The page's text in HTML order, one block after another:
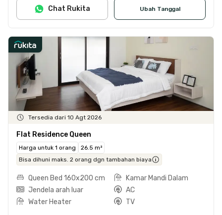
Ubah Tanggal
Chat Rukita
Tersedia dari 10 Agt 2026
Flat Residence Queen
Harga untuk 1 orang
26.5 m²
Bisa dihuni maks. 2 orang dgn tambahan biaya
Queen Bed 160x200 cm
Kamar Mandi Dalam
Jendela arah luar
AC
Water Heater
TV